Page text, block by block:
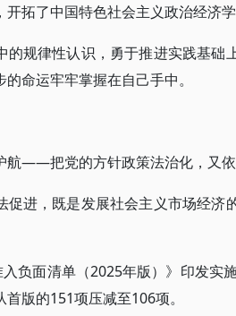
拓了中国特色社会主义政治经济学
的规律性认识，勇于推进实践基础
命运牢牢掌握在自己手中。
航——把党的方针政策法治化，又依
促进，既是发展社会主义市场经济
负面清单（2025年版）》印发实
版的151项压减至106项。